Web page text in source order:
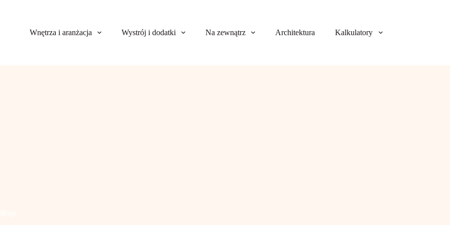
Wnętrza i aranżacja
Wystrój i dodatki Na zewnątrz Architektura Kalkulatory